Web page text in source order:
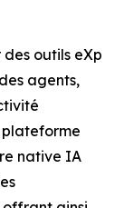
outils eXp
agents,
plateforme
native IA